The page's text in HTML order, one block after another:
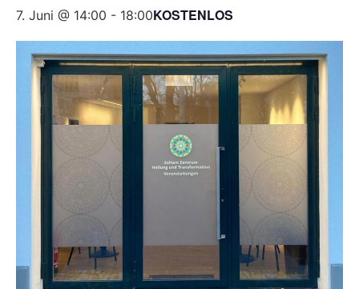
7. Juni @ 14:00 - 18:00KOSTENLOS